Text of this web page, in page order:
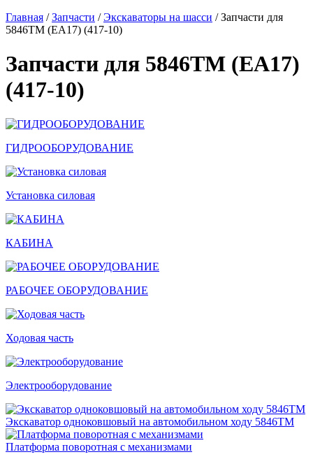
Главная /Запчасти /Экскаваторы на шасси /Запчасти для
5846ТМ (ЕА17) (417-10)
Запчасти для 5846ТМ (ЕА17)
(417-10)
ГИДРООБОРУДОВАНИЕ
Установка силовая
КАБИНА
РАБОЧЕЕ ОБОРУДОВАНИЕ
Ходовая часть
Электрооборудование
Экскаватор одноковшовый на автомобильном ходу 5846ТМ
Платформа поворотная с механизмами